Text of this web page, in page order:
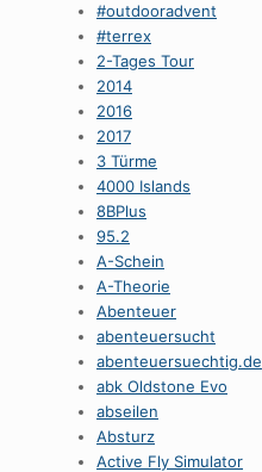
#outdooradvent
#terrex
2-Tages Tour
2014
2016
2017
3 Türme
4000 Islands
8BPlus
95.2
A-Schein
A-Theorie
Abenteuer
abenteuersucht
abenteuersuechtig.de
abk Oldstone Evo
abseilen
Absturz
Active Fly Simulator